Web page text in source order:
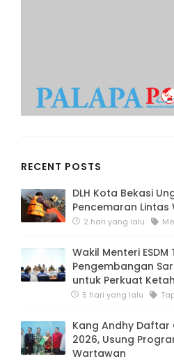
RECENT POSTS
DLH Kota Bekasi
Pencemaran Lintas
2 hari yang lalu
Wakil Menteri
Pengembangan
untuk Perkuat
5 hari yang lalu
Kang Andhy Daftar
2026, Usung
Wartawan